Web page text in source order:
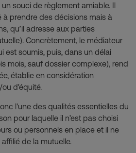
souci de règlement amiable. Il
à prendre des décisions mais à
qu’il adresse aux parties
Concrètement, le médiateur
est soumis, puis, dans un délai
mois, sauf dossier complexe), rend
établie en considération
d'équité.
l'une des qualités essentielles du
pour laquelle il n’est pas choisi
ou personnels en place et il ne
de la mutuelle.